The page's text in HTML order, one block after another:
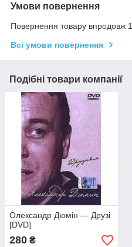
Умови повернення
Повернення товару впродовж
Всі умови повернення
Подібні товари компанії
Олександр Дюмін — Друзі
[DVD]
280 ₴